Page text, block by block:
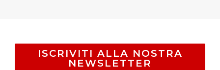
ISCRIVITI ALLA NOSTRA
NEWSLETTER